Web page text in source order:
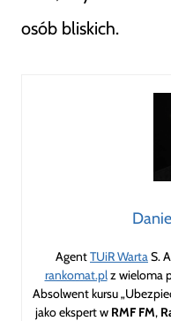
osób bliskich.
AgentTUiR Warta S.
rankomat.plz wieloma
Absolwent kursu
jako ekspert w RMF FM,